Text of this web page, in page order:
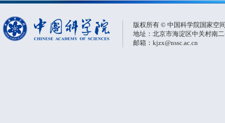
版权所有 © 中国科学院国家空
地址：北京市海淀区中关村南
邮箱：kjzx@nssc.ac.cn